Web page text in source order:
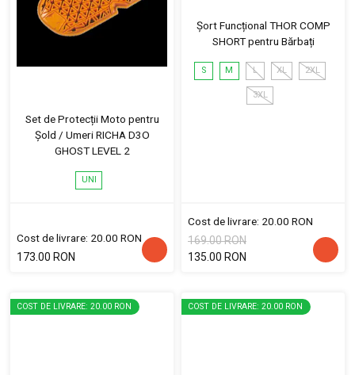
Set de Protecții Moto pentru
Șold / Umeri RICHA D3O
GHOST LEVEL 2
UNI
Cost de livrare: 20.00 RON
173.00 RON
Șort Funcțional THOR COMP
SHORT pentru Bărbați
S M L XL 2XL
3XL
Cost de livrare: 20.00 RON
169.00 RON
135.00 RON
COST DE LIVRARE: 20.00 RON COST DE LIVRARE: 20.00 RON